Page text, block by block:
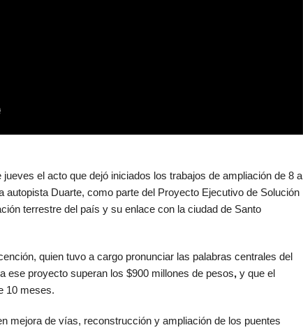
el acto que dejó iniciados los trabajos de ampliación de 8 a
autopista Duarte, como parte del Proyecto Ejecutivo de Solución
terrestre del país y su enlace con la ciudad de Santo
quien tuvo a cargo pronunciar las palabras centrales del
ese proyecto superan los $900 millones de pesos, y que el
10 meses.
mejora de vías, reconstrucción y ampliación de los puentes